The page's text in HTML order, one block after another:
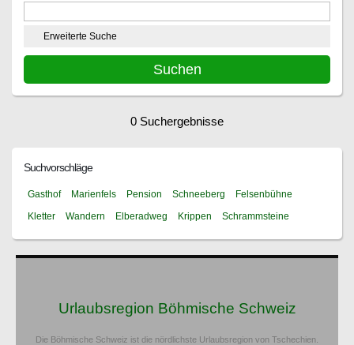
Erweiterte Suche
0 Suchergebnisse
Suchvorschläge
Gasthof Marienfels Pension Schneeberg
Felsenbühne
Kletter
Wandern Elberadweg Krippen Schrammsteine
Urlaubsregion Böhmische Schweiz
Die Böhmische Schweiz ist die nördlichste Urlaubsregion von Tschechien.